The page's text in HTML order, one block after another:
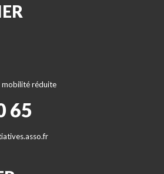
mobilité réduite
65